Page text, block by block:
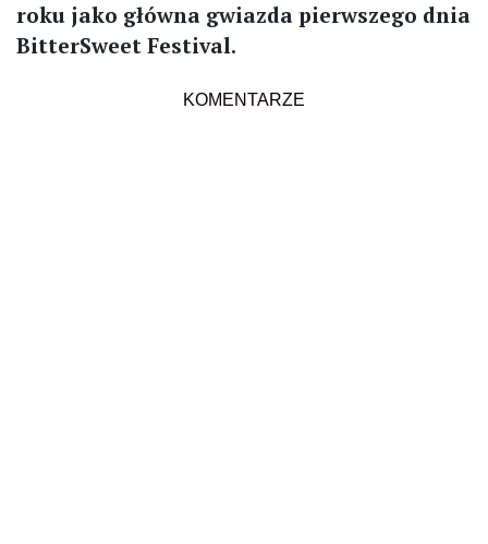
roku jako główna gwiazda pierwszego dnia
BitterSweet Festival.
KOMENTARZE